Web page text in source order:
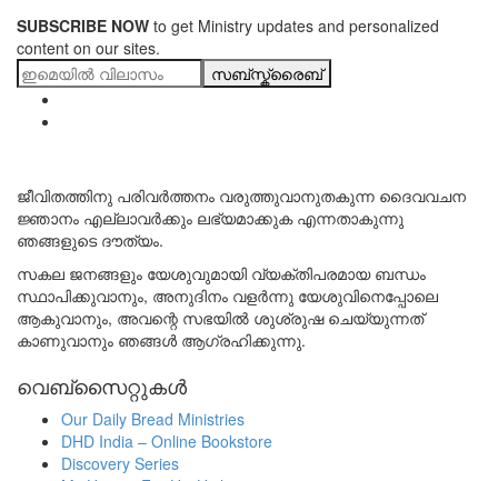
SUBSCRIBE NOW to get Ministry updates and personalized
content on our sites.
സബ്സ്ക്രൈബ്
ജീവിതത്തിനു പരിവർത്തനം വരുത്തുവാനുതകുന്ന ദൈവവചന
ജ്ഞാനം എല്ലാവർക്കും ലഭ്യമാക്കുക എന്നതാകുന്നു
ഞങ്ങളുടെ ദൗത്യം.
സകല ജനങ്ങളും യേശുവുമായി വ്യക്തിപരമായ ബന്ധം
സ്ഥാപിക്കുവാനും, അനുദിനം വളർന്നു യേശുവിനെപ്പോലെ
ആകുവാനും, അവന്റെ സഭയിൽ ശുശ്രുഷ ചെയ്യുന്നത്
കാണുവാനും ഞങ്ങൾ ആഗ്രഹിക്കുന്നു.
വെബ്സൈറ്റുകൾ
Our Daily Bread Ministries
DHD India – Online Bookstore
Discovery Series